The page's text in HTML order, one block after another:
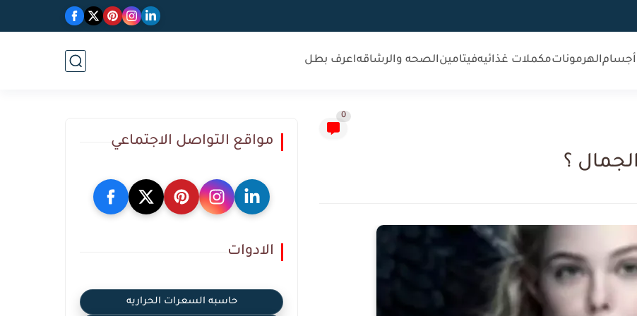
الهرموناتمكملات غذائيهفيتامينالصحه والرشاقهاعرف بطل
0
؟
مواقع التواصل الاجتماعي
الادوات
حاسبه السعرات الحراريه